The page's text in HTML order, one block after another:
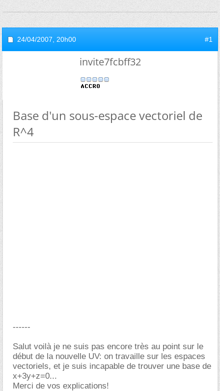
24/04/2007, 20h00 #1
invite7fcbff32
Base d'un sous-espace vectoriel de
R^4
------
Salut voilà je ne suis pas encore très au point sur le
début de la nouvelle UV: on travaille sur les espaces
vectoriels, et je suis incapable de trouver une base de
x+3y+z=0...
Merci de vos explications!